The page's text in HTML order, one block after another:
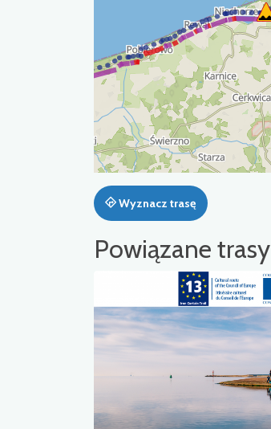
Wyznacz trasę
Powiązane trasy